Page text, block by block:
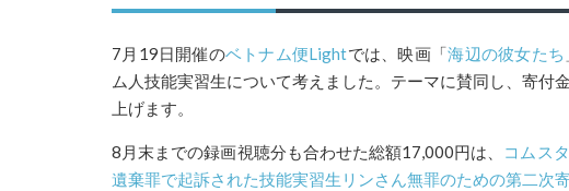
7月19日開催のベトナム便Lightでは、映画「海辺の彼女たち
ム人技能実習生について考えました。テーマに賛同し、寄付
上げます。
8月末までの録画視聴分も合わせた総額17,000円は、 コムス
遺棄罪で起訴された技能実習生リンさん無罪のための第二次